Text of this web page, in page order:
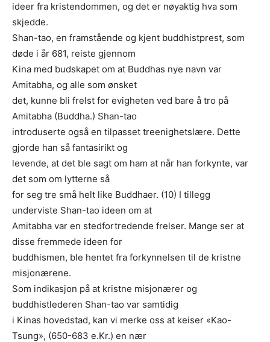
ideer fra kristendommen, og det er nøyaktig hva som
skjedde.
Shan-tao, en framstående og kjent buddhistprest, som
døde i år 681, reiste gjennom
Kina med budskapet om at Buddhas nye navn var
Amitabha, og alle som ønsket
det, kunne bli frelst for evigheten ved bare å tro på
Amitabha (Buddha.) Shan-tao
introduserte også en tilpasset treenighetslære. Dette
gjorde han så fantasirikt og
levende, at det ble sagt om ham at når han forkynte, var
det som om lytterne så
for seg tre små helt like Buddhaer. (10) I tillegg
underviste Shan-tao ideen om at
Amitabha var en stedfortredende frelser. Mange ser at
disse fremmede ideen for
buddhismen, ble hentet fra forkynnelsen til de kristne
misjonærene.
Som indikasjon på at kristne misjonærer og
buddhistlederen Shan-tao var samtidig
i Kinas hovedstad, kan vi merke oss at keiser «Kao-
Tsung», (650-683 e.Kr.) en nær